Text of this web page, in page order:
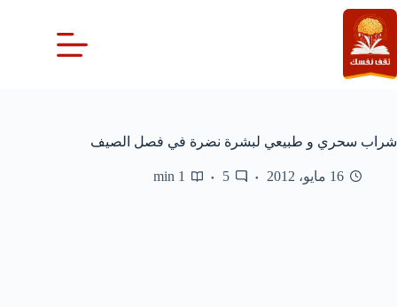
التجاوز
إلى
المحتوى
شراب سحري و طبيعي لبشرة نضرة في فصل الصيف
16 مايو، 2012 5
1 min